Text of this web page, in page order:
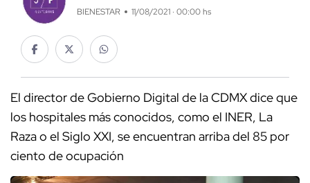
BIENESTAR 11/08/2021 · 00:00 hs
El director de Gobierno Digital de la CDMX dice que
los hospitales más conocidos, como el INER, La
Raza o el Siglo XXI, se encuentran arriba del 85 por
ciento de ocupación